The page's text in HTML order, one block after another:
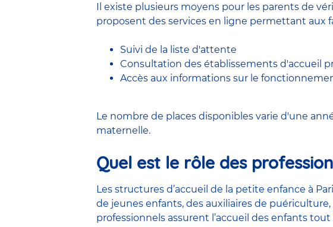
Il existe plusieurs moyens pour les parents de
proposent des services en ligne permettant aux
Suivi de la liste d'attente
Consultation des établissements d'accueil
Accès aux informations sur le
Le nombre de places disponibles varie d'une
maternelle.
Quel est le rôle des
Les structures d’accueil de la petite enfance à
de jeunes enfants, des auxiliaires de puériculture
professionnels assurent l’accueil des enfants